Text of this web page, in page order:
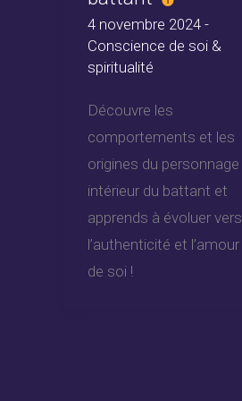
4 novembre 2024 -
Conscience de soi &
spiritualité
Découvre les
comportements et les
origines du personnage
intérieur du battant et
apprends à évoluer vers
l’authenticité et l’amour
de soi !